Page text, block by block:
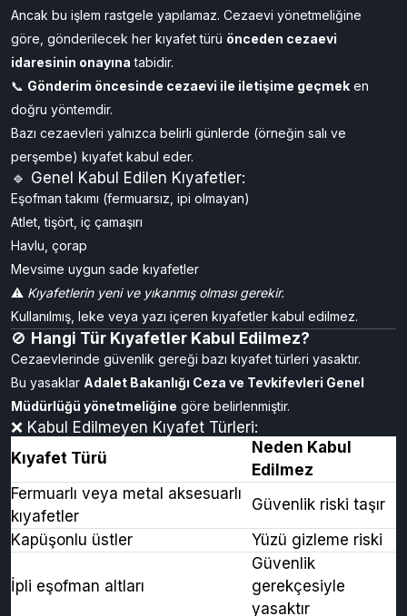
🧺Cezaevine Kıyafet Gönderilebilir mi?
Evet,PTT aracılığıyla cezaevine kıyafet göndermek
mümkündür.
Ancak bu işlem rastgele yapılamaz. Cezaevi yönetmeliğine
göre, gönderilecek her kıyafet türüönceden cezaevi
idaresinin onayınatabidir.
📞 Gönderim öncesinde cezaevi ile iletişime geçmek
doğru yöntemdir.
Bazı cezaevleri yalnızca belirli günlerde (örneğin salı ve
perşembe) kıyafet kabul eder.
🔹 Genel Kabul Edilen Kıyafetler:
Eşofman takımı (fermuarsız, ipi olmayan)
Atlet, tişört, iç çamaşırı
Havlu, çorap
Mevsime uygun sade kıyafetler
⚠️ Kıyafetlerin yeni ve yıkanmış olması gerekir.
Kullanılmış, leke veya yazı içeren kıyafetler kabul edilmez.
🚫Hangi Tür Kıyafetler Kabul Edilmez?
Cezaevlerinde güvenlik gereği bazı kıyafet türleri yasaktır.
Adalet Bakanlığı Ceza ve Tevkifevleri Genel
Müdürlüğü yönetmeliğinegöre belirlenmiştir.
❌ Kabul Edilmeyen Kıyafet Türleri:
Kıyafet Türü
Neden Kabul
Edilmez
Fermuarlı veya metal aksesuarlı
Güvenlik riski taşır